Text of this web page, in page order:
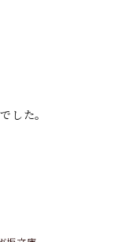
した。